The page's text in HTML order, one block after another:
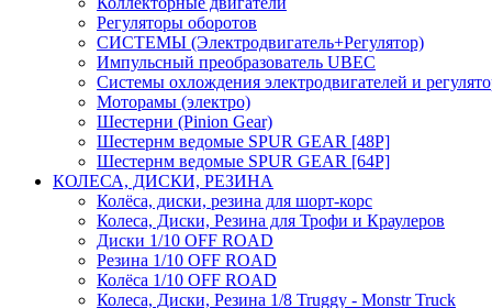
Регуляторы оборотов
СИСТЕМЫ (Электродвигатель+Регулятор)
Импульсный преобразователь UBEC
Системы охлождения электродвигателей и
Моторамы (электро)
Шестерни (Pinion Gear)
Шестернм ведомые SPUR GEAR [48P]
Шестернм ведомые SPUR GEAR [64P]
КОЛЕСА, ДИСКИ, РЕЗИНА
Колёса, диски, резина для шорт-корс
Колеса, Диски, Резина для Трофи и Краулеров
Диски 1/10 OFF ROAD
Резина 1/10 OFF ROAD
Колёса 1/10 OFF ROAD
Колеса, Диски, Резина 1/8 Truggy - Monstr Truck